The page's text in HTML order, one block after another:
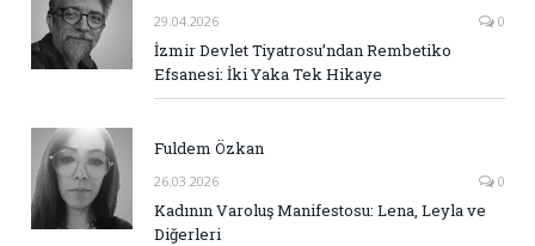
29.04.2026 0
İzmir Devlet Tiyatrosu’ndan Rembetiko
Efsanesi: İki Yaka Tek Hikaye
Fuldem Özkan
26.03.2026 0
Kadının Varoluş Manifestosu: Lena, Leyla ve
Diğerleri